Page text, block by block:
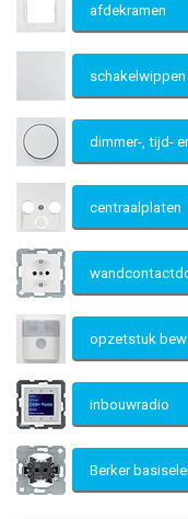
afdekramen
schakelwippen
dimmer-, tijd-
centraalplaten
opzetstuk
inbouwradio
Berker